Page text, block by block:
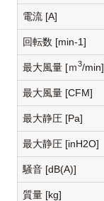
電流 [A]
回転数 [min-1]
最大風量 [ｍ3/min]
最大風量 [CFM]
最大静圧 [Pa]
最大静圧 [inH2O]
騒音 [dB(A)]
質量 [kg]